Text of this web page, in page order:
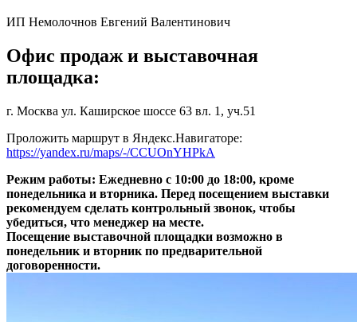
ИП Немолочнов Евгений Валентинович
Офис продаж и выставочная
площадка:
г. Москва ул. Каширское шоссе 63 вл. 1, уч.51
Проложить маршрут в Яндекс.Навигаторе:
https://yandex.ru/maps/-/CCUOnYHPkA
Режим работы: Ежедневно с 10:00 до 18:00, кроме
понедельника и вторника. Перед посещением выставки
рекомендуем сделать контрольный звонок, чтобы
убедиться, что менеджер на месте.
Посещение выставочной площадки возможно в
понедельник и вторник по предварительной
договоренности.